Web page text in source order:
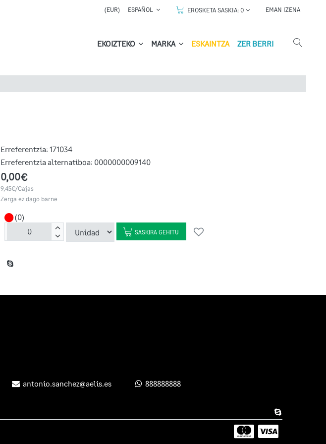
(EUR) ESPAÑOL EROSKETA SASKIA:0 EMAN IZENA
EKOIZTEKO MARKA ESKAINTZA ZER BERRI
Erreferentzia: 171034
Erreferentzia alternatiboa: 0000000009140
0,00€
9,45€/Cajas
Zerga ez dago barne
(0)
SASKIRA GEHITU
antonio.sanchez@aelis.es 888888888